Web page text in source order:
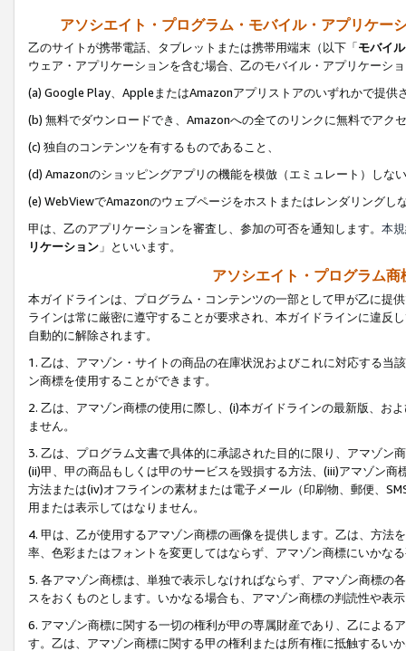
アソシエイト・プログラム・モバイル・アプリケー
乙のサイトが携帯電話、タブレットまたは携帯用端末（以下「モバイ
ウェア・アプリケーションを含む場合、乙のモバイル・アプリケーシ
(a) Google Play、AppleまたはAmazonアプリストアのいずれかで提供
(b) 無料でダウンロードでき、Amazonへの全てのリンクに無料でアク
(c) 独自のコンテンツを有するものであること、
(d) Amazonのショッピングアプリの機能を模倣（エミュレート）しな
(e) WebViewでAmazonのウェブページをホストまたはレンダリングし
甲は、乙のアプリケーションを審査し、参加の可否を通知します。 本
リケーション 」といいます。
アソシエイト・プログラム
本ガイドラインは、プログラム・コンテンツの一部として甲が乙に提
ラインは常に厳密に遵守することが要求され、本ガイドラインに違反
自動的に解除されます。
1. 乙は、アマゾン・サイトの商品の在庫状況およびこれに対応する
ン商標を使用することができます。
2. 乙は、アマゾン商標の使用に際し、(i)本ガイドラインの最新版、お
ません。
3. 乙は、プログラム文書で具体的に承認された目的に限り、アマゾン
(ii)甲、甲の商品もしくは甲のサービスを毀損する方法、(iii)アマゾン
方法または(iv)オフラインの素材または電子メール（印刷物、郵便、
用または表示してはなりません。
4. 甲は、乙が使用するアマゾン商標の画像を提供します。乙は、方
率、色彩またはフォントを変更してはならず、アマゾン商標にいかな
5. 各アマゾン商標は、単独で表示しなければならず、アマゾン商標
スをおくものとします。いかなる場合も、アマゾン商標の判読性や表
6. アマゾン商標に関する一切の権利が甲の専属財産であり、乙による
す。乙は、アマゾン商標に関する甲の権利または所有権に抵触するい